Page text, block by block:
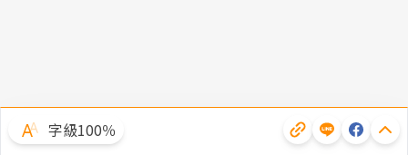
字級100％